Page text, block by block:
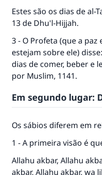
Estes são os dias de al-
13 de Dhu'l-Hijjah.
3 - O Profeta (que a paz
estejam sobre ele)
dias de comer, beber e
por Muslim, 1141.
Em segundo lugar:
Os sábios diferem em
1 - A primeira visão é
Allahu akbar, Allahu
akbar, Allahu akbar, wa
A resposta n°